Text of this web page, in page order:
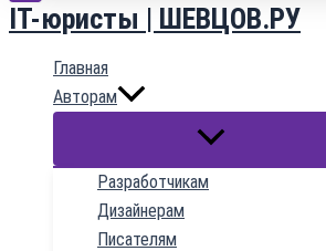
Перейти
содержимому
IT-юристы | ШЕВЦОВ.РУ
Главная
Авторам
Разработчикам
Дизайнерам
Писателям